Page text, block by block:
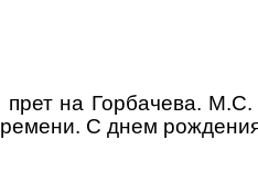
прет на Горбачева.
С днем